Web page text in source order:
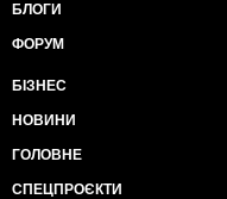
БЛОГИ
ФОРУМ
БІЗНЕС
НОВИНИ
ГОЛОВНЕ
СПЕЦПРОЄКТИ